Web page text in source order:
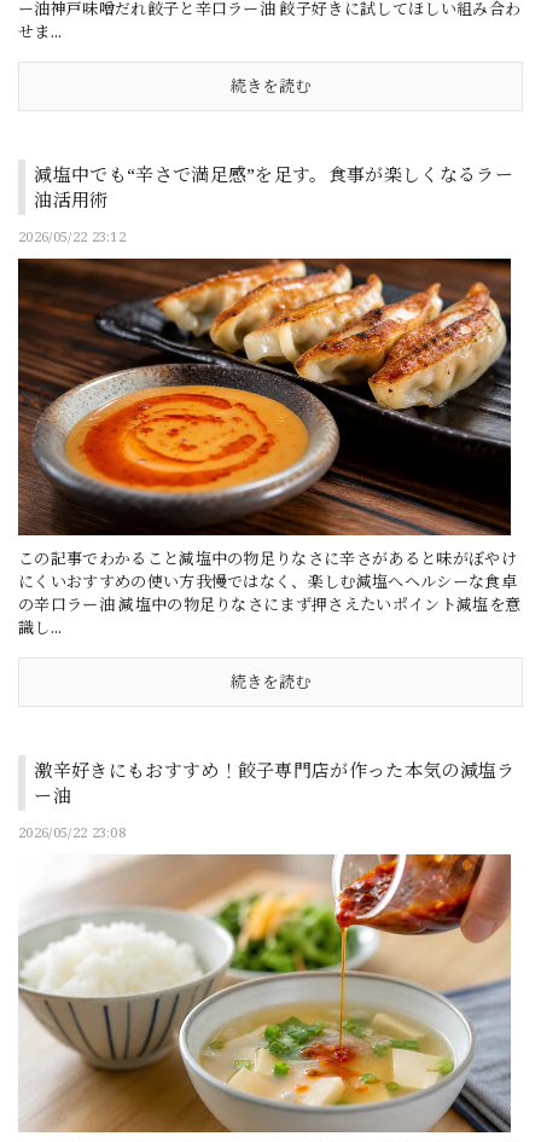
ー油神戸味噌だれ餃子と辛口ラー油 餃子好きに試してほしい組み合わ
せま...
続きを読む
減塩中でも“辛さで満足感”を足す。食事が楽しくなるラー
油活用術
2026/05/22 23:12
この記事でわかること減塩中の物足りなさに辛さがあると味がぼやけ
にくいおすすめの使い方我慢ではなく、楽しむ減塩へヘルシーな食卓
の辛口ラー油 減塩中の物足りなさにまず押さえたいポイント減塩を意
識し...
続きを読む
激辛好きにもおすすめ！餃子専門店が作った本気の減塩ラ
ー油
2026/05/22 23:08